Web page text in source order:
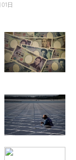
日